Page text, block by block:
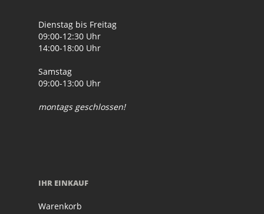
Dienstag bis Freitag
09:00-12:30 Uhr
14:00-18:00 Uhr
Samstag
09:00-13:00 Uhr
montags geschlossen!
IHR EINKAUF
Warenkorb